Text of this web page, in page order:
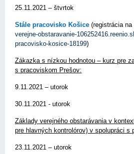
25.11.2021 – štvrtok
Stále pracovisko Košice (registrácia na
verejne-obstaravanie-
pracovisko-kosice-18199)
Zákazka s nízkou hodnotou – kurz pre
s pracoviskom Prešov:
9.11.2021 – utorok
30.11.2021 - utorok
Základy verejného obstarávania v
pre hlavných kontrolórov) v spolupráci s
23.11.2021 – utorok